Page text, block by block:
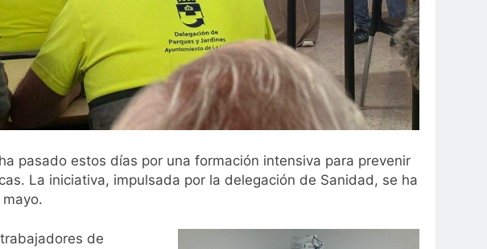
pasado estos días por una formación intensiva para prevenir
La iniciativa, impulsada por la delegación de Sanidad, se ha
de